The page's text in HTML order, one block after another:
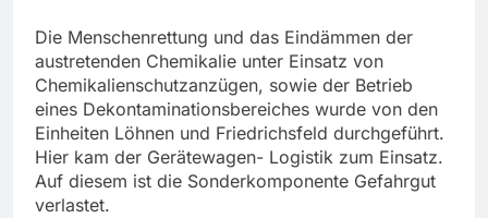
Die Menschenrettung und das Eindämmen der
austretenden Chemikalie unter Einsatz von
Chemikalienschutzanzügen, sowie der Betrieb
eines Dekontaminationsbereiches wurde von den
Einheiten Löhnen und Friedrichsfeld durchgeführt.
Hier kam der Gerätewagen- Logistik zum Einsatz.
Auf diesem ist die Sonderkomponente Gefahrgut
verlastet.